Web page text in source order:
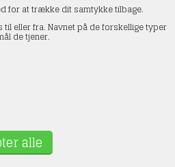
for at trække dit samtykke tilbage.
eller fra. Navnet på de forskellige typer
de tjener.
figurer finder du vores
i H0. Disse figurer er med til at
bevægelige figurer til ethvert
søger, er du velkommen til at
eller på tlf 60 17